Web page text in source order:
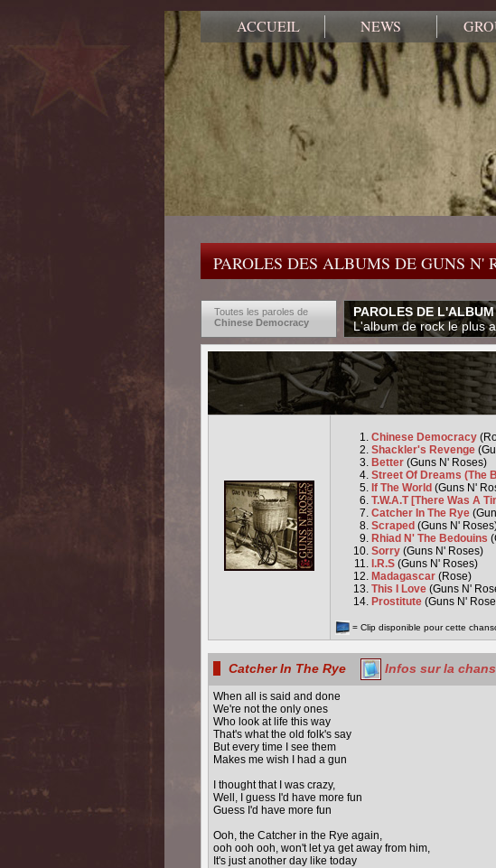
ACCUEIL NEWS
PAROLES DES ALBUMS DE GUNS N'
Toutes les paroles de
Chinese Democracy
PAROLES DE
L'album de rock le plus
Chinese Democracy
Shackler's Revenge
Better (Guns N' Roses)
Street Of Dreams (The
If The World (Guns N'
T.W.A.T [There Was A
Catcher In The Rye
Scraped (Guns N'
Rhiad N' The Bedouins
Sorry (Guns N' Roses)
I.R.S (Guns N' Roses)
Madagascar (Rose)
This I Love (Guns N'
Prostitute (Guns N'
= Clip disponible pour cette
Catcher In The Rye Infos sur la
When all is said and done
We're not the only ones
Who look at life this way
That's what the old folk's say
But every time I see them
Makes me wish I had a gun
I thought that I was crazy,
Well, I guess I'd have more fun
Guess I'd have more fun
Ooh, the Catcher in the Rye again,
ooh ooh ooh, won't let ya get away from him,
It's just another day like today